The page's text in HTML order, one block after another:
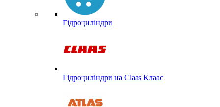
Гідроциліндри
Гідроциліндри на Claas Клаас